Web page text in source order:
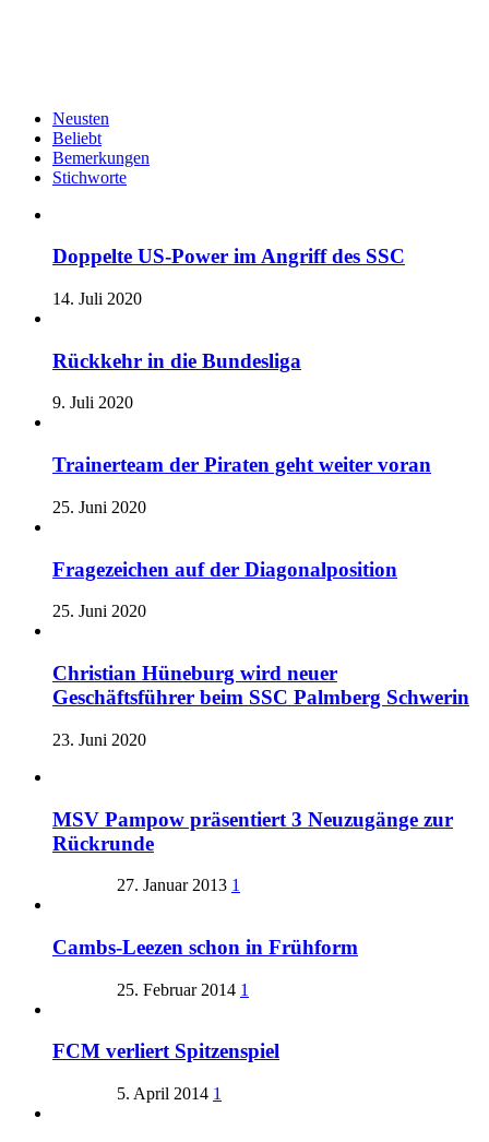
Neusten
Beliebt
Bemerkungen
Stichworte
Doppelte US-Power im Angriff des SSC
14. Juli 2020
Rückkehr in die Bundesliga
9. Juli 2020
Trainerteam der Piraten geht weiter voran
25. Juni 2020
Fragezeichen auf der Diagonalposition
25. Juni 2020
Christian Hüneburg wird neuer
Geschäftsführer beim SSC Palmberg Schwerin
23. Juni 2020
MSV Pampow präsentiert 3 Neuzugänge zur
Rückrunde
27. Januar 2013 1
Cambs-Leezen schon in Frühform
25. Februar 2014 1
FCM verliert Spitzenspiel
5. April 2014 1